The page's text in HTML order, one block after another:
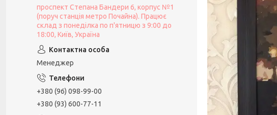
проспект Степана Бандери 6, корпус №1
(поруч станція метро Почайна). Працює
склад з понеділка по п'ятницю з 9:00 до
18:00, Київ, Україна
Менеджер
+380 (96) 098-99-00
+380 (93) 600-77-11